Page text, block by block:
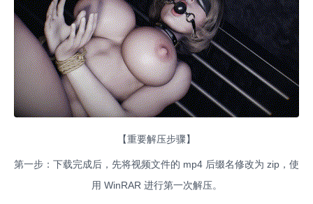
【重要解压步骤】
第一步：下载完成后，先将视频文件的 mp4 后缀名修改为 zip，使
用 WinRAR 进行第一次解压。